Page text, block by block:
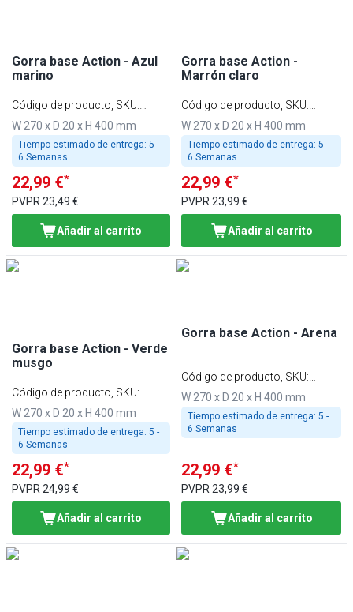
Gorra base Action - Azul
marino
Código de producto, SKU:
BCABK6
W 270 x D 20 x H 400 mm
Tiempo estimado de entrega: 5 -
6 Semanas
22,99 €*
PVPR 23,49 €
Añadir al carrito
Gorra base Action -
Marrón claro
Código de producto, SKU:
BCAHBK
W 270 x D 20 x H 400 mm
Tiempo estimado de entrega: 5 -
6 Semanas
22,99 €*
PVPR23,99 €
Añadir al carrito
Gorra base Action - Verde
musgo
Código de producto, SKU:
BCAMGK
W 270 x D 20 x H 400 mm
Tiempo estimado de entrega: 5 -
6 Semanas
22,99 €*
PVPR 24,99 €
Añadir al carrito
Gorra base Action - Arena
Código de producto, SKU:
BCASK
W 270 x D 20 x H 400 mm
Tiempo estimado de entrega: 5 -
6 Semanas
22,99 €*
PVPR23,99 €
Añadir al carrito